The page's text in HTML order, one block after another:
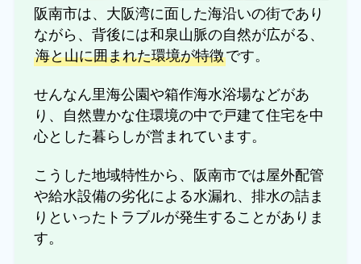
阪南市は、大阪湾に面した海沿いの街であり
ながら、背後には和泉山脈の自然が広がる、
海と山に囲まれた環境が特徴です。
せんなん里海公園や箱作海水浴場などがあ
り、自然豊かな住環境の中で戸建て住宅を中
心とした暮らしが営まれています。
こうした地域特性から、阪南市では屋外配管
や給水設備の劣化による水漏れ、排水の詰ま
りといったトラブルが発生することがありま
す。